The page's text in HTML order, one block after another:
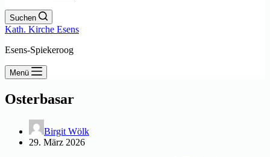
Suchen
Kath. Kirche Esens
Esens-Spiekeroog
Menü
Osterbasar
Birgit Wölk
29. März 2026